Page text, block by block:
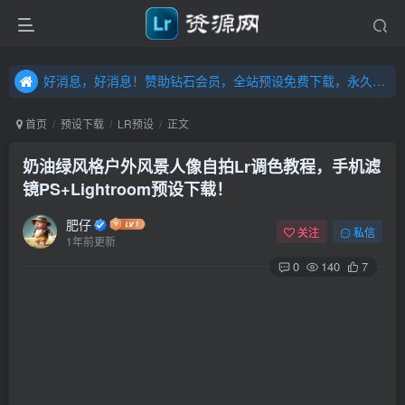
好消息，好消息！赞助钻石会员，全站预设免费下载，永久钻石会员，”送“万元超值资源，内容丰富，容量高达20T，不断更新！点击进入……
好消息，好消息！赞助钻石会员，全站预设免费下载，永久钻石会员，”送“万元超值资源，内容丰富，容量高达20T，不断更新！点击进入……
首页 预设下载 LR预设 正文
奶油绿风格户外风景人像自拍Lr调色教程，手机滤
镜PS+Lightroom预设下载！
肥仔
1年前更新
关注 私信
0 140 7